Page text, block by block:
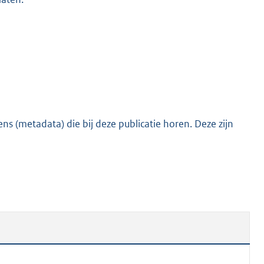
(metadata) die bij deze publicatie horen. Deze zijn